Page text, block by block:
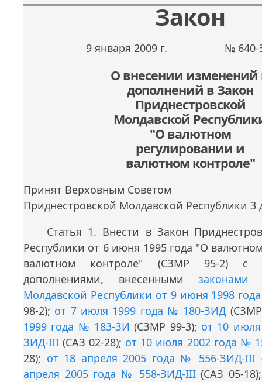
Закон
9 января 2009 г. №
О внесении изменений
дополнений в Закон
Приднестровской
Молдавской
"О валютном
регулировании и
валютном контроле"
Принят Верховным Советом
Приднестровской Молдавской Республики 3
Статья 1. Внести в Закон
Республики от 6 июня 1995 года "О
валютном контроле" (СЗМР 95-2) с
дополнениями, внесеннымизаконами
Молдавской Республики от 9 июня 1998
98-2); от 7 июля 1999 года № 180-ЗИД
1999 года № 183-ЗИ (СЗМР 99-3); от 10
ЗИД-III (САЗ 02-28); от 10 июля 2002 года №
28); от 18 апреля 2005 года № 556-ЗИД-III
апреля 2005 года № 558-ЗИД-III(САЗ 05-